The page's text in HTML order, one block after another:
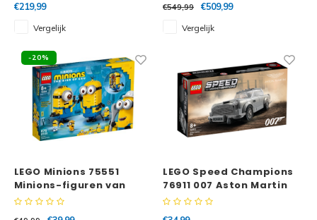
Ideas
Jurassic World
Minecraft
€219,99
Vergelijk
€549,99
€509,99
Vergelijk
-20%
LEGO Minions 75551
Minions-figuren van
stenen en hun
LEGO Speed Champions
76911 007 Aston Martin
DB5